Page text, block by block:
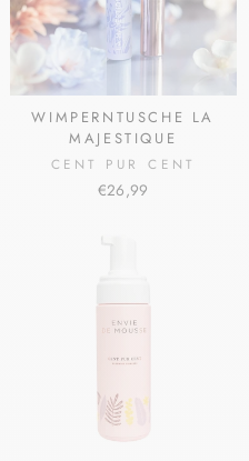
WIMPERNTUSCHE LA
MAJESTIQUE
CENT PUR CENT
€26,99